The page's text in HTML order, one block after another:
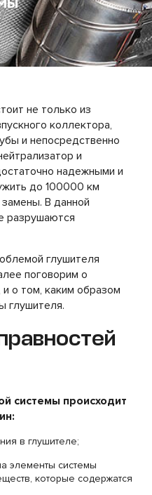
не только из
коллектора,
и непосредственно
и
надежными и
до 100000 км
В данной
разрушаются
глушителя
поговорим о
о том, каким образом
глушителя.
системы происходит
в глушителе;
элементы системы
которые содержатся